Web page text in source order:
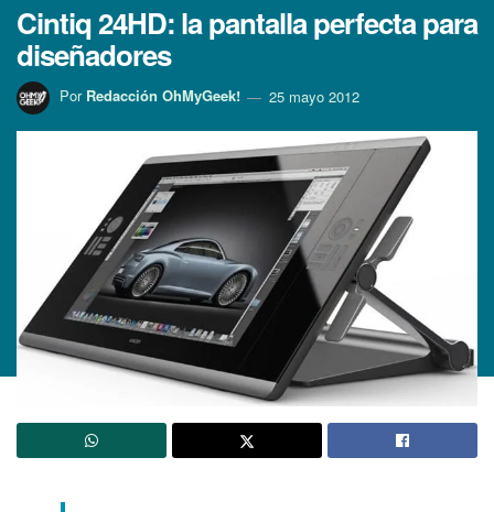
Cintiq 24HD: la pantalla perfecta para
diseñadores
Por Redacción OhMyGeek! 25 mayo 2012